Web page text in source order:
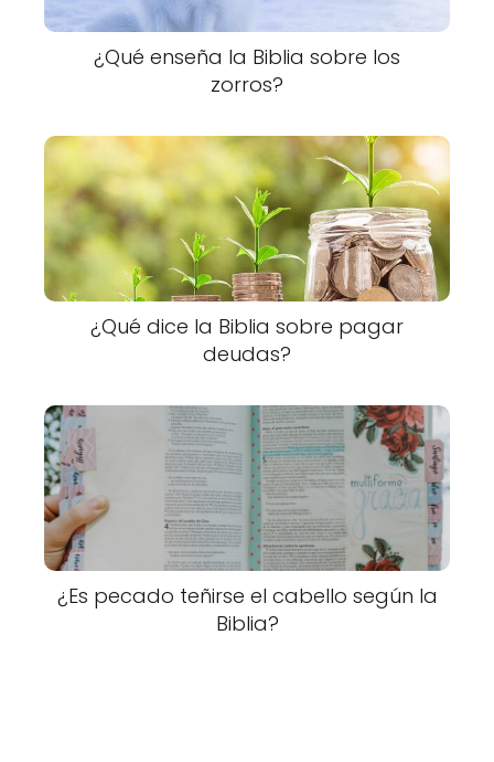
¿Qué enseña la Biblia sobre los
zorros?
¿Qué dice la Biblia sobre pagar
deudas?
¿Es pecado teñirse el cabello según la
Biblia?